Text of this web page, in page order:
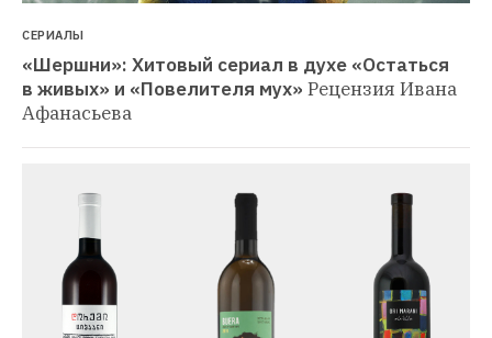
СЕРИАЛЫ
«Шершни»: Хитовый сериал в духе «Остаться
в живых» и «Повелителя мух» Рецензия Ивана
Афанасьева